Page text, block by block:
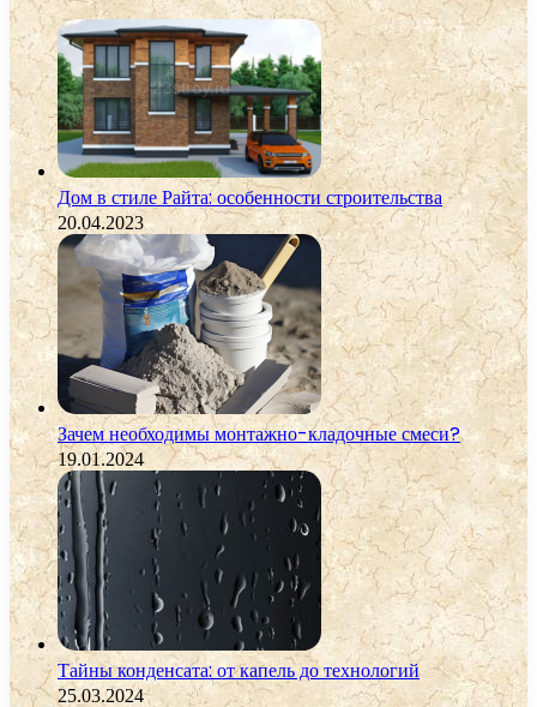
Дом в стиле Райта: особенности строительства
20.04.2023
Зачем необходимы монтажно-кладочные смеси?
19.01.2024
Тайны конденсата: от капель до технологий
25.03.2024